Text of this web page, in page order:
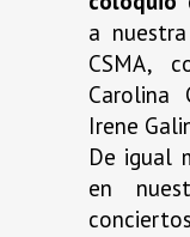
a
CSMA,
Carolina
Irene
De igual
en